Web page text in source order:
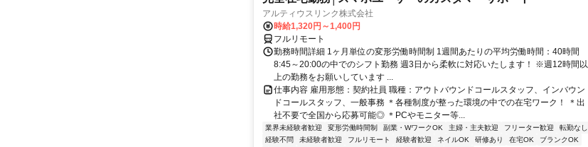
アルティウスリンク株式会社
時給1,320円～1,400円
フルリモート
勤務時間詳細 1ヶ月単位の変形労働時間制 1週間あたりの平均労働時間：40時間
8:45～20:00の中でのシフト勤務 週3日から柔軟に対応いたします！ ※週12時間以
上の勤務をお願いしています ...
仕事内容 雇用形態：契約社員 職種：アウトバウンドコールスタッフ、インバウン
ドコールスタッフ、一般事務 ＊各種制度が整った環境の中での在宅ワーク！ ＊出
社不要で全国から応募可能◎ ＊PCやモニター等...
業界未経験者歓迎 変形労働時間制 副業・WワークOK 主婦・主夫歓迎 フリーター歓迎
転勤なし
経験不問
未経験者歓迎 フルリモート 経験者歓迎 ネイルOK 研修あり 在宅OK
ブランクOK